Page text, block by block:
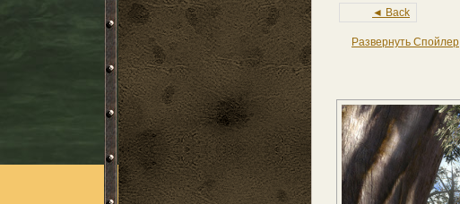
◄ Back
Развернуть Спойлер